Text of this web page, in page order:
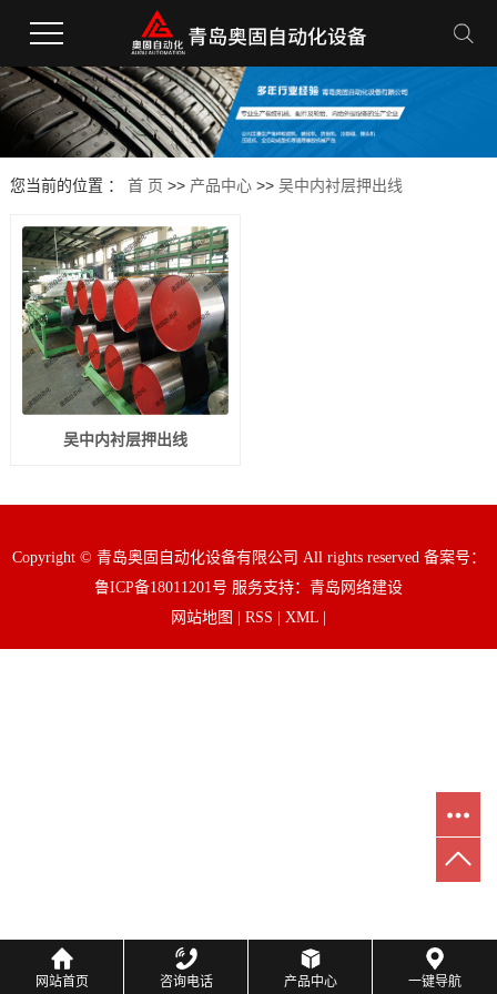
您当前的位置 ： 首 页 >> 产品中心>> 吴中内衬层押出线
吴中内衬层押出线
Copyright © 青岛奥固自动化设备有限公司 All rights reserved 备案号：
鲁ICP备18011201号 服务支持： 青岛网络建设
网站地图 | RSS | XML |
网站首页 咨询电话 产品中心 一键导航